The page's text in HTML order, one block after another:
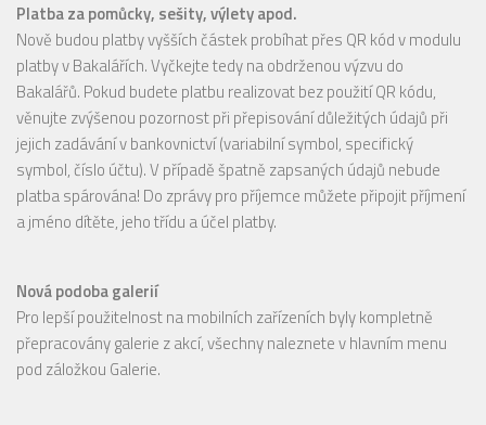
Platba za pomůcky, sešity, výlety apod.
Nově budou platby vyšších částek probíhat přes QR kód v modulu
platby v Bakalářích. Vyčkejte tedy na obdrženou výzvu do
Bakalářů. Pokud budete platbu realizovat bez použití QR kódu,
věnujte zvýšenou pozornost při přepisování důležitých údajů při
jejich zadávání v bankovnictví (variabilní symbol, specifický
symbol, číslo účtu). V případě špatně zapsaných údajů nebude
platba spárována! Do zprávy pro příjemce můžete připojit příjmení
a jméno dítěte, jeho třídu a účel platby.
Nová podoba galerií
Pro lepší použitelnost na mobilních zařízeních byly kompletně
přepracovány galerie z akcí, všechny naleznete v hlavním menu
pod záložkou Galerie.